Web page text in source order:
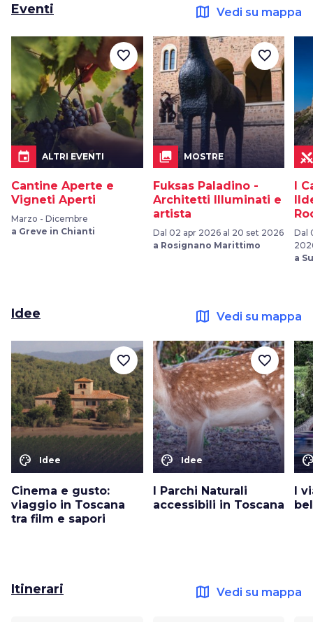
Eventi map Vedi su mappa
event ALTRI EVENTI
Cantine Aperte e
Vigneti Aperti
Marzo - Dicembre
a Greve in Chianti
favorite_border
collections MOSTRE
Fuksas Paladino -
Architetti Illuminati e
artista
Dal 02 apr 2026 al 20 set 2026
a Rosignano Marittimo
favorite_border
I
Dal
a
Idee map Vedi su mappa
color_lens Idee
Cinema e gusto:
viaggio in Toscana
tra film e sapori
favorite_border
color_lens Idee
I Parchi Naturali
accessibili in Toscana
favorite_border
I
Itinerari map Vedi su mappa